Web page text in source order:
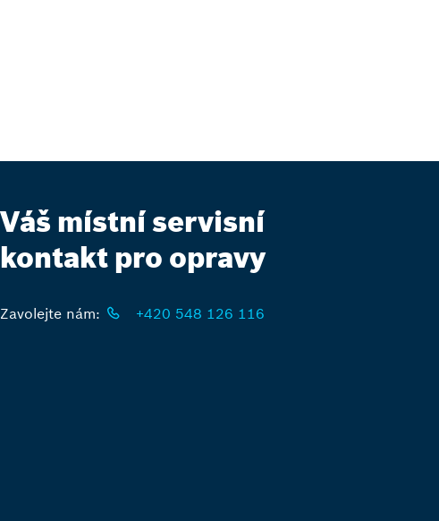
Váš místní servisní
kontakt pro opravy
Zavolejte nám: +420 548 126 116